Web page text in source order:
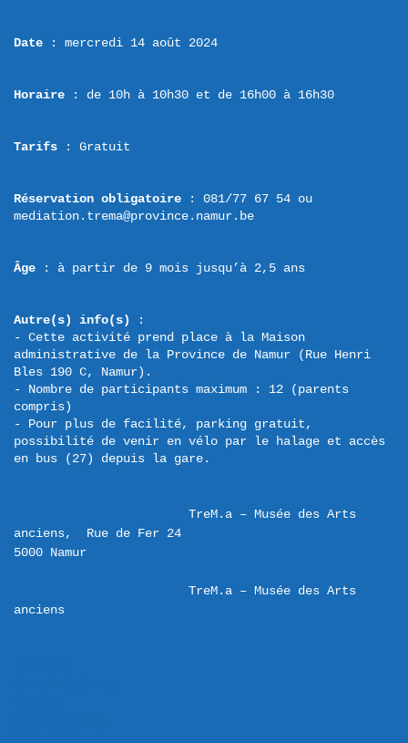
Date : mercredi 14 août 2024
Horaire : de 10h à 10h30 et de 16h00 à 16h30
Tarifs : Gratuit
Réservation obligatoire : 081/77 67 54 ou
mediation.trema@province.namur.be
Âge : à partir de 9 mois jusqu’à 2,5 ans
Autre(s) info(s)
:
- Cette activité prend place à la Maison
administrative de la Province de Namur (Rue Henri
Bles 190 C, Namur).
- Nombre de participants maximum : 12 (parents
compris)
- Pour plus de facilité, parking gratuit,
possibilité de venir en vélo par le halage et accès
en bus (27) depuis la gare.
TreM.a – Musée des Arts
anciens,  Rue de Fer 24
TreM.a – Musée des Arts
anciens